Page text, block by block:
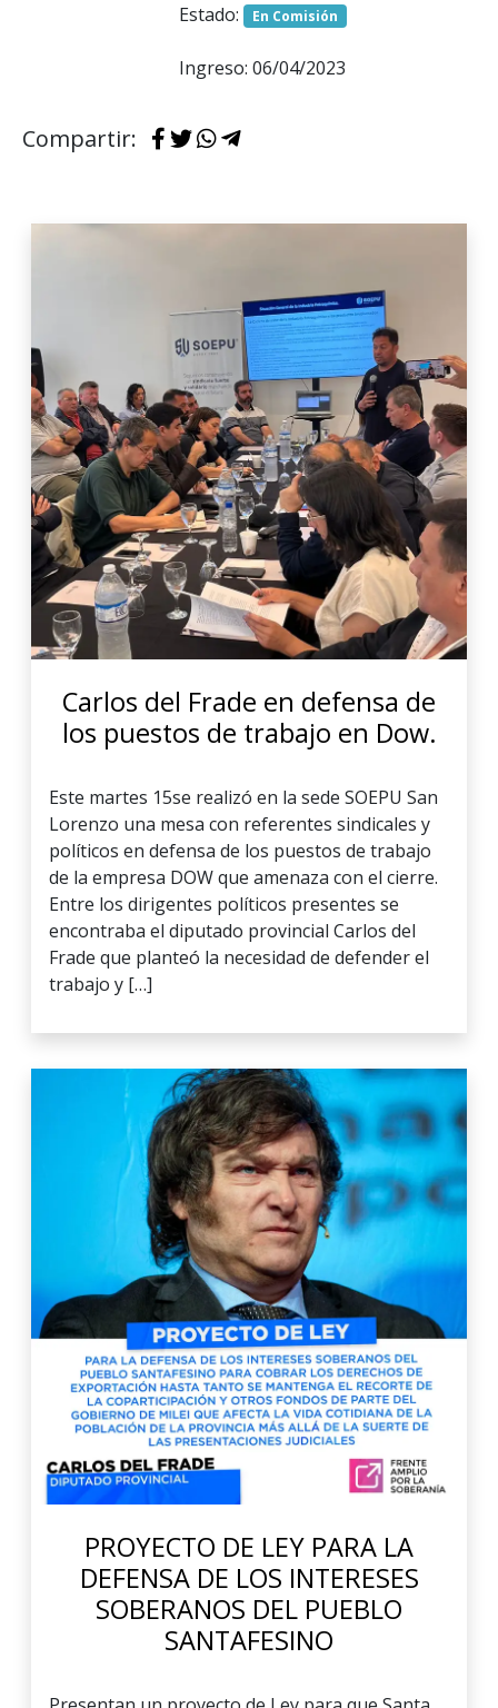
Estado: En Comisión
Ingreso: 06/04/2023
Compartir:
Carlos del Frade en defensa de
los puestos de trabajo en Dow.
Este martes 15se realizó en la sede SOEPU San
Lorenzo una mesa con referentes sindicales y
políticos en defensa de los puestos de trabajo
de la empresa DOW que amenaza con el cierre.
Entre los dirigentes políticos presentes se
encontraba el diputado provincial Carlos del
Frade que planteó la necesidad de defender el
trabajo y […]
PROYECTO DE LEY PARA LA
DEFENSA DE LOS INTERESES
SOBERANOS DEL PUEBLO
SANTAFESINO